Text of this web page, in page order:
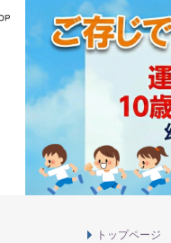
トップページ